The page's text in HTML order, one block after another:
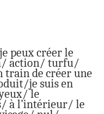
peux créer le
action/ turfu/
train de créer une
je suis en
le
à l’intérieur/ le